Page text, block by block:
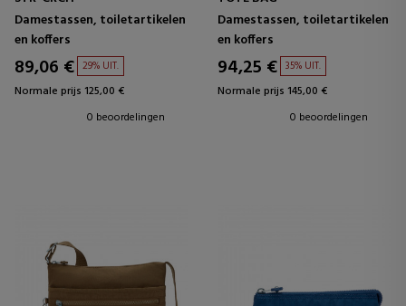
Damestassen, toiletartikelen
en koffers
89,06 € 29% UIT.
Normale prijs 125,00 €
0 beoordelingen
Damestassen, toiletartikelen
en koffers
94,25 € 35% UIT.
Normale prijs 145,00 €
0 beoordelingen